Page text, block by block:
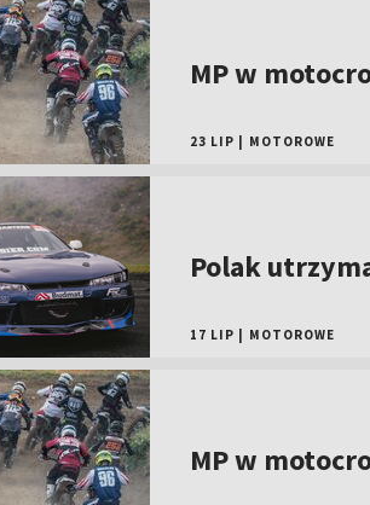
MP w
23 LIP MOTOROWE
Polak
17 LIP MOTOROWE
MP w